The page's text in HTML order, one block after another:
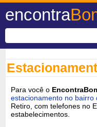
encontra
Para você o
estacionamento no bairro
Retiro, com telefones no
estabelecimentos.